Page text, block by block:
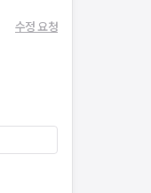
수정 요청